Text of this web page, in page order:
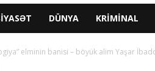
DÜNYA KRIMINAL
elminin banisi – böyük alim Yaşar